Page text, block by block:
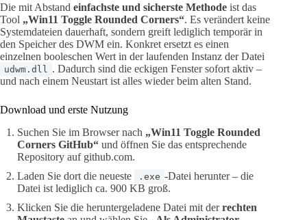
Die mit Abstand einfachste und sicherste Methode ist das
Tool „Win11 Toggle Rounded Corners“. Es verändert keine
Systemdateien dauerhaft, sondern greift lediglich temporär in
den Speicher des DWM ein. Konkret ersetzt es einen
einzelnen booleschen Wert in der laufenden Instanz der Datei
udwm.dll
. Dadurch sind die eckigen Fenster sofort aktiv –
und nach einem Neustart ist alles wieder beim alten Stand.
Download und erste Nutzung
Suchen Sie im Browser nach „Win11 Toggle Rounded
Corners GitHub“ und öffnen Sie das entsprechende
Repository auf github.com.
Laden Sie dort die neueste
.exe -Datei herunter – die
Datei ist lediglich ca. 900 KB groß.
Klicken Sie die heruntergeladene Datei mit derrechten